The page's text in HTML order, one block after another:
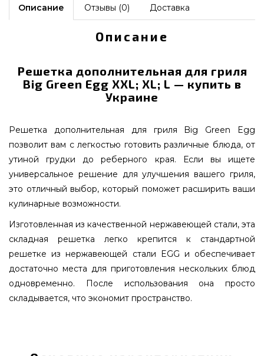
Описание Отзывы (0) Доставка
Описание
Решетка дополнительная для гриля
Big Green Egg XXL; XL; L — купить в
Украине
Решетка дополнительная для гриля Big Green Egg
позволит вам с легкостью готовить различные блюда, от
утиной грудки до реберного края. Если вы ищете
универсальное решение для улучшения вашего гриля,
это отличный выбор, который поможет расширить ваши
кулинарные возможности.
Изготовленная из качественной нержавеющей стали, эта
складная решетка легко крепится к стандартной
решетке из нержавеющей стали EGG и обеспечивает
достаточно места для приготовления нескольких блюд
одновременно. После использования она просто
складывается, что экономит пространство.
качественного производителя Big Green Egg,